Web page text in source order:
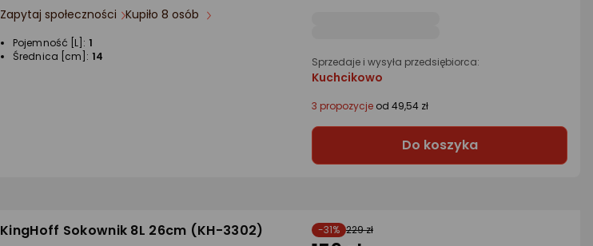
Zapytaj społeczności Kupiło 8 osób
Pojemność [L]: 1
Średnica [cm]: 14 Sprzedaje i wysyła przedsiębiorca:
Kuchcikowo
3 propozycje od 49,54 zł
Do koszyka
KingHoff Sokownik 8L 26cm (KH-3302) -31% 229 zł